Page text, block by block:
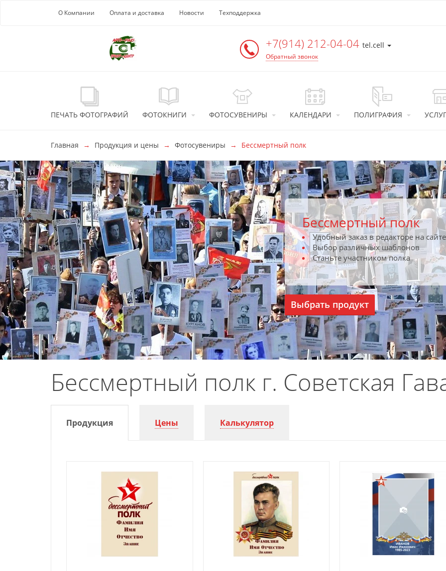
Перейти к основной информации
О Компании Оплата и доставка Новости Техподдержка
+7(914) 212-04-04 tel.cell
Обратный звонок
ПЕЧАТЬ ФОТОГРАФИЙ ФОТОКНИГИ ФОТОСУВЕНИРЫ КАЛЕНДАРИ ПОЛИГРАФИЯ
Главная Продукция и цены Фотосувениры Бессмертный полк
Бессмертный полк
Удобный заказ в редакторе на сайте
Выбор различных шаблонов
Станьте участником полка
Выбрать продукт
Бессмертный полк г. Советская
Продукция Цены Калькулятор